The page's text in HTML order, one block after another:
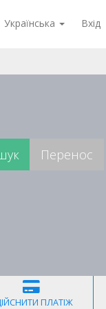
Українська Вхід
ПЛАТІЖ